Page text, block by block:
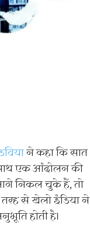
ने कहा कि सात
एक आंदोलन की
निकल चुके हैं, तो
से खेलो इंडिया ने
होती है।